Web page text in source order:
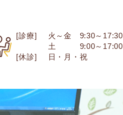
[診療]
火～金 9:30～17:30
土 9:00～17:00
[休診]
日・月・祝